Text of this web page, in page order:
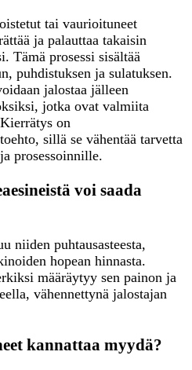
tai vaurioituneet
ja palauttaa takaisin
Tämä prosessi sisältää
puhdistuksen ja sulatuksen.
jalostaa jälleen
jotka ovat valmiita
on
sillä se vähentää tarvetta
prosessoinnille.
voi saada
niiden puhtausasteesta,
hopean hinnasta.
määräytyy sen painon ja
vähennettynä jalostajan
kannattaa myydä?